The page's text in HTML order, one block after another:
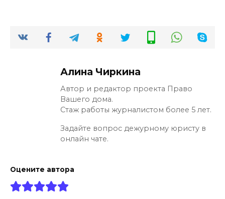
Алина Чиркина
Автор и редактор проекта Право
Вашего дома.
Стаж работы журналистом более 5 лет.
Задайте вопрос дежурному юристу в
онлайн чате.
Оцените автора